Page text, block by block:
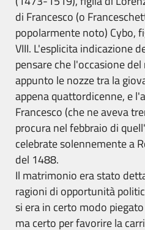
di Francesco (o
popolarmente noto) Cybo,
VIII. L'esplicita indicazione
pensare che l'occasione
appunto le nozze tra la
appena quattordicenne, e
Francesco (che ne aveva
procura nel febbraio di
celebrate solennemente a
del 1488.
Il matrimonio era stato
ragioni di opportunità
si era in certo modo
ma certo per favorire la